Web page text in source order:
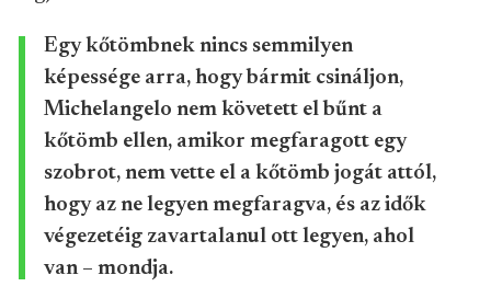
Egy kőtömbnek nincs semmilyen
képessége arra, hogy bármit csináljon,
Michelangelo nem követett el bűnt a
kőtömb ellen, amikor megfaragott egy
szobrot, nem vette el a kőtömb jogát attól,
hogy az ne legyen megfaragva, és az idők
végezetéig zavartalanul ott legyen, ahol
van – mondja.